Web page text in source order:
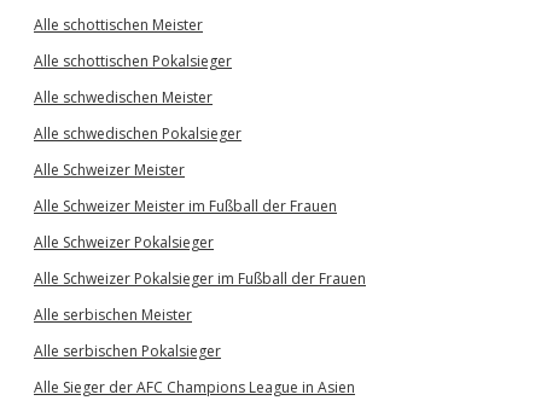
Alle schottischen Meister
Alle schottischen Pokalsieger
Alle schwedischen Meister
Alle schwedischen Pokalsieger
Alle Schweizer Meister
Alle Schweizer Meister im Fußball der Frauen
Alle Schweizer Pokalsieger
Alle Schweizer Pokalsieger im Fußball der Frauen
Alle serbischen Meister
Alle serbischen Pokalsieger
Alle Sieger der AFC Champions League in Asien